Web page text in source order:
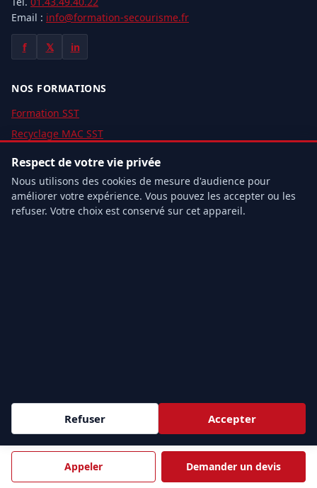
Appeler Demander un devis
Email : info@formation-secourisme.fr
f 𝕏 in
NOS FORMATIONS
Formation SST
Recyclage MAC SST
Formation PSE1
Formation PSE2
Devis gratuit
intra-entreprise partout en France etinter-
entrepriseà Paris (9 ). Nous formons vos équipes au plus
Respect de votre vie privée
Nous utilisons des cookies de mesure d'audience pour
améliorer votre expérience. Vous pouvez les accepter ou les
refuser. Votre choix est conservé sur cet appareil.
Refuser Accepter